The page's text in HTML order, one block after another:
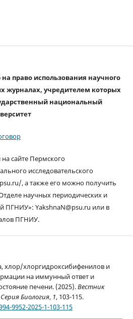
право использования научного
журналах, учредителем которых
национальный
сайте Пермского
исследовательского
, а также его можно получить
научных периодических и
ПГНИУ»: YakshnaN@psu.ru или в
ПГНИУ.
хлор/хлоргидроксибифенилов и
на иммунный ответ и
печени. (2025).Вестник
Биология, 1, 103-115.
9952-2025-1-103-115